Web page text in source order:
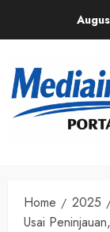
Home 2025
Usai